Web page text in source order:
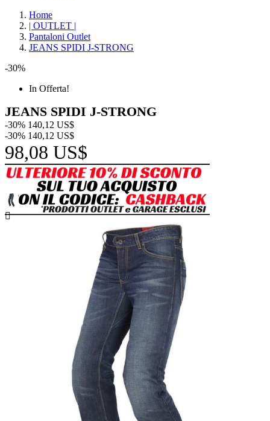
Home
| OUTLET |
Pantaloni Outlet
JEANS SPIDI J-STRONG
-30%
In Offerta!
JEANS SPIDI J-STRONG
-30% 140,12 US$
-30% 140,12 US$
98,08 US$
